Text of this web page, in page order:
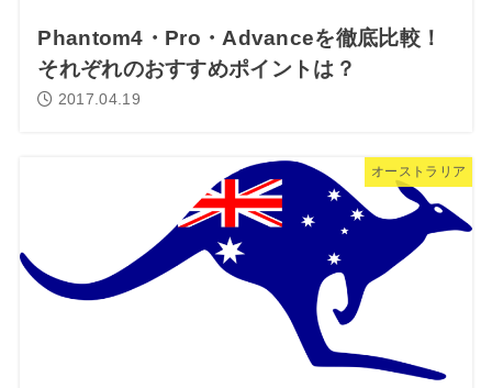
Phantom4・Pro・Advanceを徹底比較！
それぞれのおすすめポイントは？
2017.04.19
オーストラリア